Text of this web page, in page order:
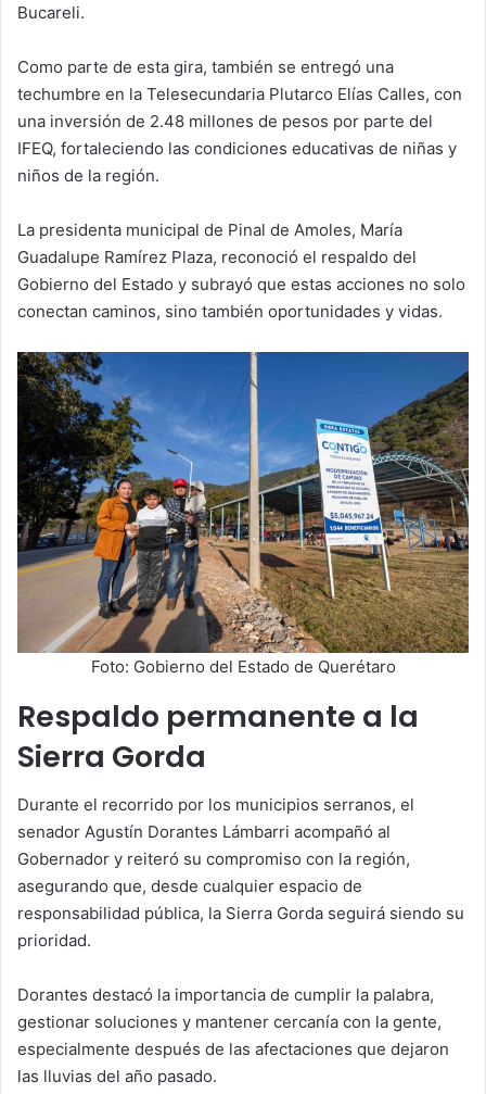
Bucareli.
Como parte de esta gira, también se entregó una
techumbre en la Telesecundaria Plutarco Elías Calles, con
una inversión de 2.48 millones de pesos por parte del
IFEQ, fortaleciendo las condiciones educativas de niñas y
niños de la región.
La presidenta municipal de Pinal de Amoles, María
Guadalupe Ramírez Plaza, reconoció el respaldo del
Gobierno del Estado y subrayó que estas acciones no solo
conectan caminos, sino también oportunidades y vidas.
Foto: Gobierno del Estado de Querétaro
Respaldo permanente a la
Sierra Gorda
Durante el recorrido por los municipios serranos, el
senador Agustín Dorantes Lámbarri acompañó al
Gobernador y reiteró su compromiso con la región,
asegurando que, desde cualquier espacio de
responsabilidad pública, la Sierra Gorda seguirá siendo su
prioridad.
Dorantes destacó la importancia de cumplir la palabra,
gestionar soluciones y mantener cercanía con la gente,
especialmente después de las afectaciones que dejaron
las lluvias del año pasado.